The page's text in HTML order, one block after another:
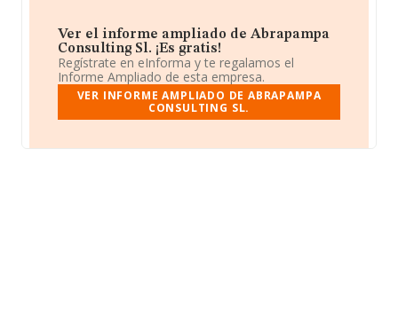
Ver el informe ampliado de Abrapampa
Consulting Sl. ¡Es gratis!
Regístrate en eInforma y te regalamos el
Informe Ampliado de esta empresa.
VER INFORME AMPLIADO DE ABRAPAMPA
CONSULTING SL.